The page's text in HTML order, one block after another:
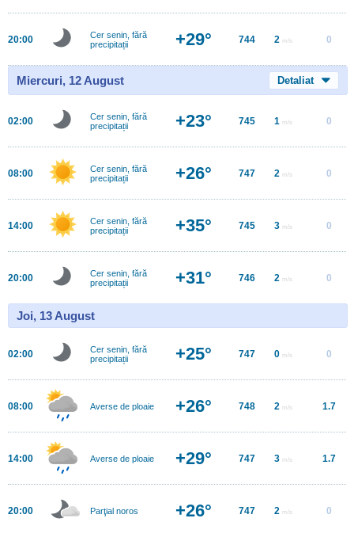
20:00
Cer senin, fără
precipitații
+29° 744 2 m/s 0
Miercuri, 12 August Detaliat
02:00
Cer senin, fără
precipitații
+23° 745 1 m/s 0
08:00
Cer senin, fără
precipitații
+26° 747 2 m/s 0
14:00
Cer senin, fără
precipitații
+35° 745 3 m/s 0
20:00
Cer senin, fără
precipitații
+31° 746 2 m/s 0
Joi, 13 August
02:00
Cer senin, fără
precipitații
+25° 747 0 m/s 0
08:00 Averse de ploaie +26° 748 2 m/s 1.7
14:00 Averse de ploaie +29° 747 3 m/s 1.7
20:00 Parţial noros +26° 747 2 m/s 0